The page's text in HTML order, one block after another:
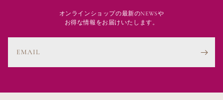
オンラインショップの最新のNEWSや
お得な情報をお届けいたします。
EMAIL